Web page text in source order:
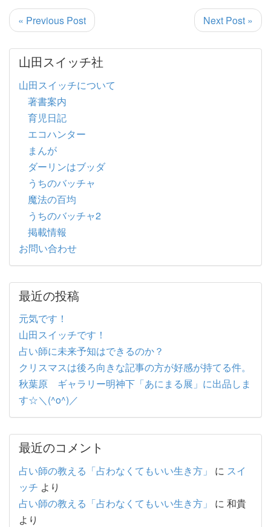
« Previous Post Next Post »
山田スイッチ社
山田スイッチについて
著書案内
育児日記
エコハンター
まんが
ダーリンはブッダ
うちのバッチャ
魔法の百均
うちのバッチャ2
掲載情報
お問い合わせ
最近の投稿
元気です！
山田スイッチです！
占い師に未来予知はできるのか？
クリスマスは後ろ向きな記事の方が好感が持てる件。
秋葉原 ギャラリー明神下「あにまる展」に出品しま
す☆＼(^o^)／
最近のコメント
占い師の教える「占わなくてもいい生き方」 に スイ
ッチ より
占い師の教える「占わなくてもいい生き方」
に 和貴
より